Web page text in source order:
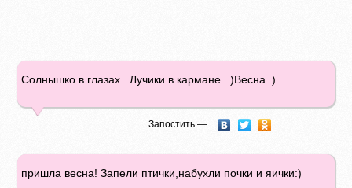
Солнышко в глазах...Лучики в кармане...)Весна..)
Запостить —
пришла весна! Запели птички,набухли почки и яички:)